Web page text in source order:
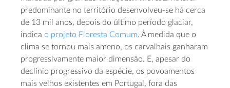
predominante no território desenvolveu-se há cerca
de 13 mil anos, depois do último período glaciar,
indica o projeto Floresta Comum. À medida que o
clima se tornou mais ameno, os carvalhais ganharam
progressivamente maior dimensão. E, apesar do
declínio progressivo da espécie, os povoamentos
mais velhos existentes em Portugal, fora das